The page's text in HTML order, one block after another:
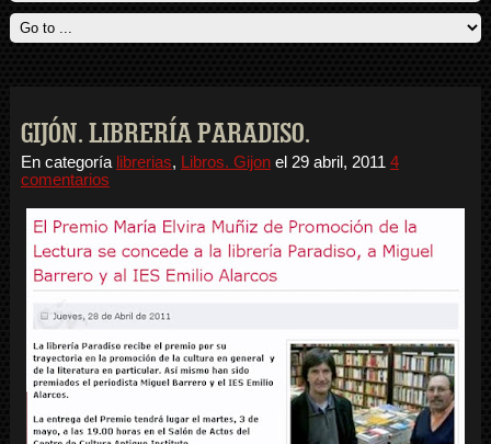
GIJÓN. LIBRERÍA PARADISO.
En categoría librerias, Libros. Gijonel 29 abril, 2011 4
comentarios